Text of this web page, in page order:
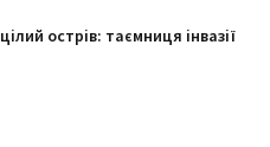
острів: таємниця інвазії